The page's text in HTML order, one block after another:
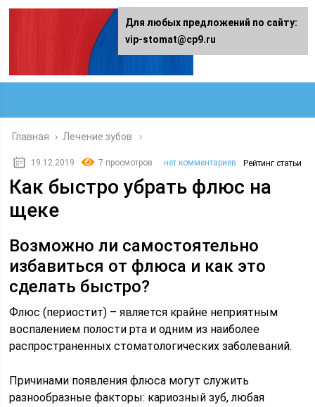
Главная › Лечение зубов
19.12.2019 7 просмотров нет комментариев Рейтинг статьи
Как быстро убрать флюс на
щеке
Возможно ли самостоятельно
избавиться от флюса и как это
сделать быстро?
Флюс (периостит) – является крайне неприятным
воспалением полости рта и одним из наиболее
распространенных стоматологических заболеваний.
Причинами появления флюса могут служить
разнообразные факторы: кариозный зуб, любая
Для любых предложений по сайту:
vip-stomat@cp9.ru